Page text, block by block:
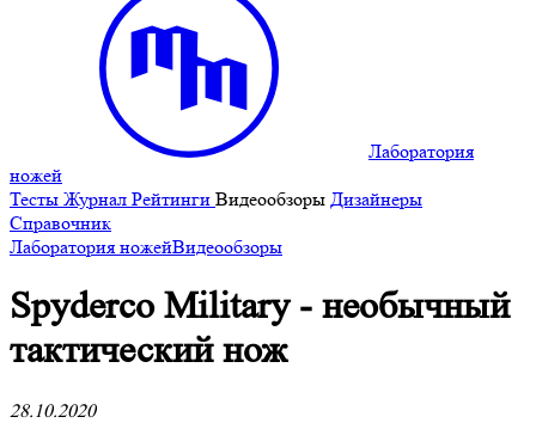
Лаборатория
ножей
Тесты Журнал Рейтинги Видеообзоры Дизайнеры
Справочник
Лаборатория ножейВидеообзоры
Spyderco Military - необычный
тактический нож
28.10.2020